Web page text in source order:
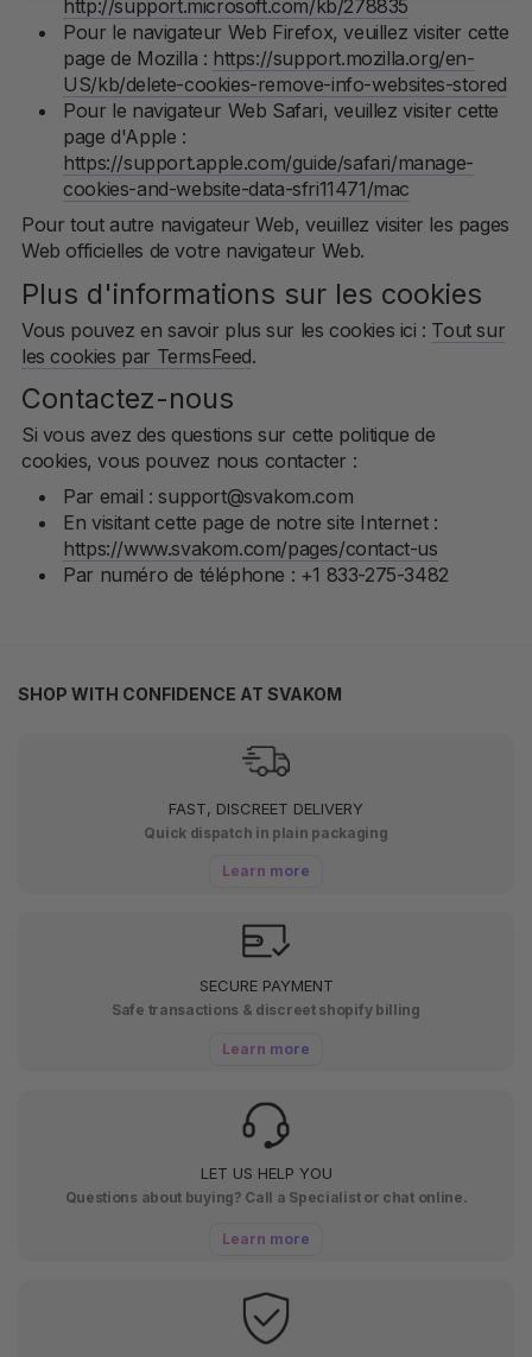
http://support.microsoft.com/kb/278835
Pour le navigateur Web Firefox, veuillez visiter cette
page de Mozilla : https://support.mozilla.org/en-
US/kb/delete-cookies-remove-info-websites-stored
Pour le navigateur Web Safari, veuillez visiter cette
page d'Apple :
https://support.apple.com/guide/safari/manage-
cookies-and-website-data-sfri11471/mac
Pour tout autre navigateur Web, veuillez visiter les pages
Web officielles de votre navigateur Web.
Plus d'informations sur les cookies
Vous pouvez en savoir plus sur les cookies ici : Tout sur
les cookies par TermsFeed.
Contactez-nous
Si vous avez des questions sur cette politique de
cookies, vous pouvez nous contacter :
Par email : support@svakom.com
En visitant cette page de notre site Internet :
https://www.svakom.com/pages/contact-us
Par numéro de téléphone : +1 833-275-3482
SHOP WITH CONFIDENCE AT SVAKOM
FAST, DISCREET DELIVERY
Quick dispatch in plain packaging
Learn more
SECURE PAYMENT
Safe transactions & discreet shopify billing
Learn more
LET US HELP YOU
Questions about buying? Call a Specialist or chat online.
Learn more